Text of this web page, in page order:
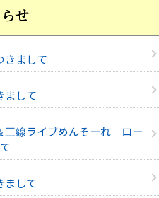
せ
きまして
まして
三線ライブめんそーれ ロー
まして